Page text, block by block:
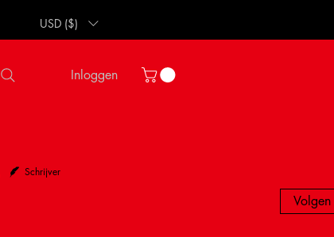
USD ($)
Inloggen
Schrijver
Volgen